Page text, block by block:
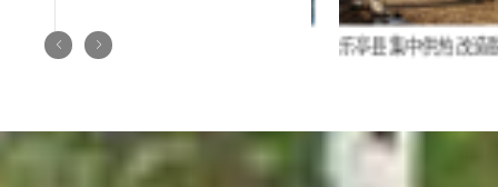
临界燃煤电站工程电除尘安装工程 乐亭县集中供热改造脱